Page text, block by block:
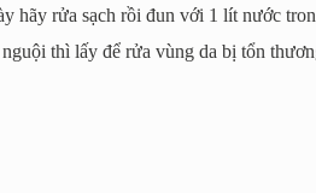
hãy rửa sạch rồi đun với 1 lít nước
thì lấy để rửa vùng da bị tổn